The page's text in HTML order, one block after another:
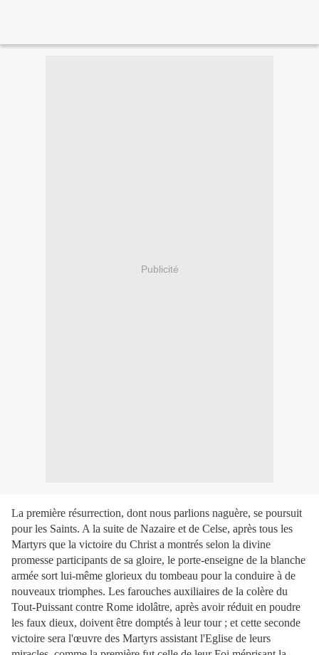
Publicité
La première résurrection, dont nous parlions naguère, se poursuit
pour les Saints. A la suite de Nazaire et de Celse, après tous les
Martyrs que la victoire du Christ a montrés selon la divine
promesse participants de sa gloire, le porte-enseigne de la blanche
armée sort lui-même glorieux du tombeau pour la conduire à de
nouveaux triomphes. Les farouches auxiliaires de la colère du
Tout-Puissant contre Rome idolâtre, après avoir réduit en poudre
les faux dieux, doivent être domptés à leur tour ; et cette seconde
victoire sera l'œuvre des Martyrs assistant l'Eglise de leurs